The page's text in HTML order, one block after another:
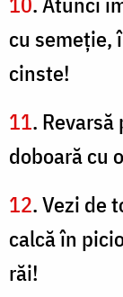
cu semeţie,
cinste!
11.
doboară cu
12. Vezi de
calcă în
răi!